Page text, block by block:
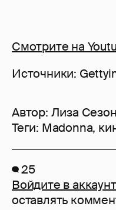
Смотрите на
Источники:
Автор: Лиза
Теги: Madonna,
25
Войдите в аккаунт
оставлять